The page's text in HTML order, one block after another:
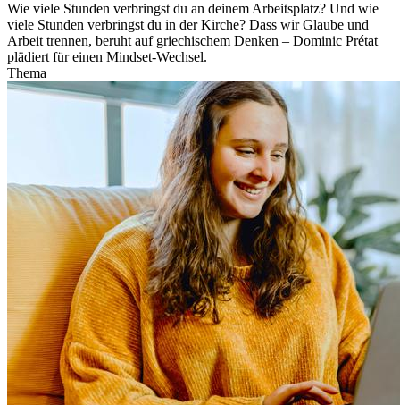
Wie viele Stunden verbringst du an deinem Arbeitsplatz? Und wie
viele Stunden verbringst du in der Kirche? Dass wir Glaube und
Arbeit trennen, beruht auf griechischem Denken – Dominic Prétat
plädiert für einen Mindset-Wechsel.
Thema